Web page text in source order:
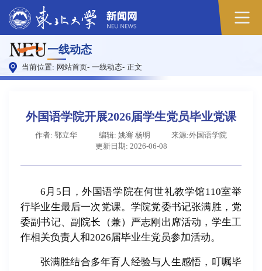
一线动态
当前位置: 网站首页- 一线动态- 正文
外国语学院开展2026届学生党员毕业党课
作者: 鄂立华 编辑: 姚骞 杨明
来源:外国语学院
更新日期: 2026-06-08
6月5日，外国语学院在何世礼教学馆110室举
行毕业生最后一次党课。学院党委书记张满胜，党
委副书记、副院长（兼）严志刚出席活动，学生工
作相关负责人和2026届毕业生党员参加活动。
张满胜结合多年育人经验与人生感悟，叮嘱毕